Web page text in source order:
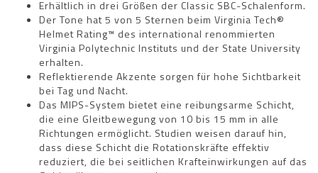
Erhältlich in drei Größen der Classic SBC-Schalenform.
Der Tone hat 5 von 5 Sternen beim Virginia Tech®
Helmet Rating™ des international renommierten
Virginia Polytechnic Instituts und der State University
erhalten.
Reflektierende Akzente sorgen für hohe Sichtbarkeit
bei Tag und Nacht.
Das MIPS-System bietet eine reibungsarme Schicht,
die eine Gleitbewegung von 10 bis 15 mm in alle
Richtungen ermöglicht. Studien weisen darauf hin,
dass diese Schicht die Rotationskräfte effektiv
reduziert, die bei seitlichen Krafteinwirkungen auf das